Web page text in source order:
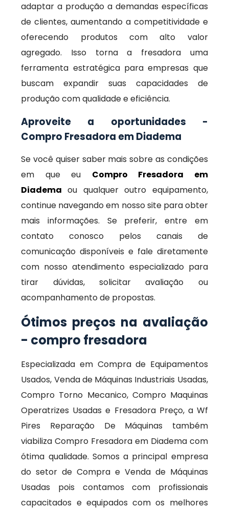
adaptar a produção a demandas específicas
de clientes, aumentando a competitividade e
oferecendo produtos com alto valor
agregado. Isso torna a fresadora uma
ferramenta estratégica para empresas que
buscam expandir suas capacidades de
produção com qualidade e eficiência.
Aproveite a oportunidades -
Compro Fresadora em Diadema
Se você quiser saber mais sobre as condições
em que eu Compro Fresadora em
Diadema ou qualquer outro equipamento,
continue navegando em nosso site para obter
mais informações. Se preferir, entre em
contato conosco pelos canais de
comunicação disponíveis e fale diretamente
com nosso atendimento especializado para
tirar dúvidas, solicitar avaliação ou
acompanhamento de propostas.
Ótimos preços na avaliação
- compro fresadora
Especializada em Compra de Equipamentos
Usados, Venda de Máquinas Industriais Usadas,
Compro Torno Mecanico, Compro Maquinas
Operatrizes Usadas e Fresadora Preço, a Wf
Pires Reparação De Máquinas também
viabiliza Compro Fresadora em Diadema com
ótima qualidade. Somos a principal empresa
do setor de Compra e Venda de Máquinas
Usadas pois contamos com profissionais
capacitados e equipados com os melhores